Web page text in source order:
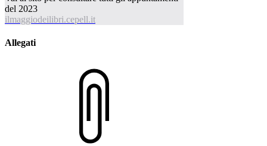
del 2023
ilmaggiodeilibri.cepell.it
Allegati